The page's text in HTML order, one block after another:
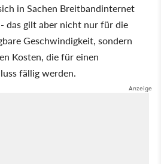
in Sachen Breitbandinternet
gilt aber nicht nur für die
Geschwindigkeit, sondern
Kosten, die für einen
fällig werden.